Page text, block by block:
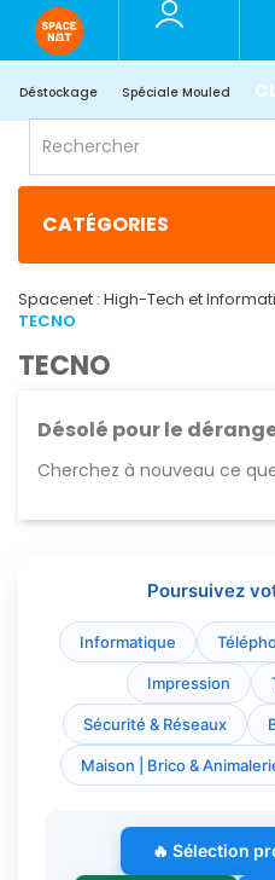
Déstockage Spéciale Mouled
CATÉGORIES
Spacenet : High-Tech et
TECNO
TECNO
Désolé pour le
Cherchez à nouveau ce
Poursuivez
Informatique
Impression
Sécurité & Réseaux
Maison | Brico &
🔥 Sélection